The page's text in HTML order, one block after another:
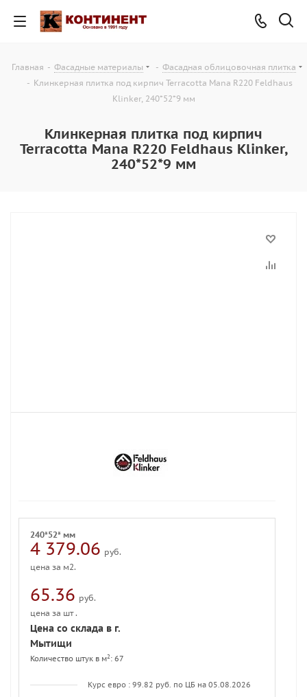
Главная - Фасадные материалы - Фасадная облицовочная плитка
- Клинкерная плитка под кирпич Terracotta Mana R220 Feldhaus
Klinker, 240*52*9 мм
Клинкерная плитка под кирпич
Terracotta Mana R220 Feldhaus Klinker,
240*52*9 мм
240*52* мм
4 379.06 руб.
цена за м2.
65.36 руб.
цена за шт .
Цена со склада в г.
Мытищи
Количество штук в м2 : 67
Курс евро : 99.82 руб. по ЦБ на 05.08.2026